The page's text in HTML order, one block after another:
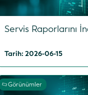
Servis Raporlarını
Tarih: 2026-06-15
Görünümler